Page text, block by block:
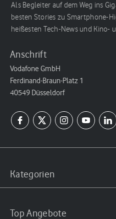
Als Begleiter auf dem Weg ins
besten Stories zu Smartphone-
heißesten Tech-News und Kino-
Anschrift
Vodafone GmbH
Ferdinand-Braun-Platz 1
40549 Düsseldorf
Kategorien
Top Angebote